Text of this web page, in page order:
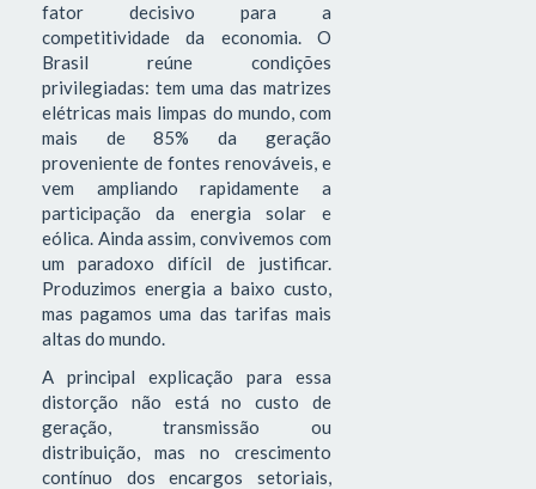
fator decisivo para a
competitividade da economia. O
Brasil reúne condições
privilegiadas: tem uma das matrizes
elétricas mais limpas do mundo, com
mais de 85% da geração
proveniente de fontes renováveis, e
vem ampliando rapidamente a
participação da energia solar e
eólica. Ainda assim, convivemos com
um paradoxo difícil de justificar.
Produzimos energia a baixo custo,
mas pagamos uma das tarifas mais
altas do mundo.
A principal explicação para essa
distorção não está no custo de
geração, transmissão ou
distribuição, mas no crescimento
contínuo dos encargos setoriais,